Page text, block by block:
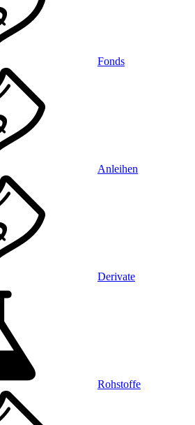
Fonds
Anleihen
Derivate
Rohstoffe